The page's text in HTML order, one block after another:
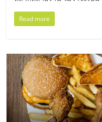
ไว,
ที่
ปรึกษา
การ
Read more